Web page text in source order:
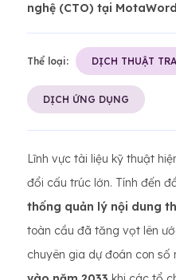
nghệ (CTO) tại MotaWord
Thể loại: DỊCH THUẬT
DỊCH ỨNG DỤNG
Lĩnh vực tài liệu kỹ thuật
đổi cấu trúc lớn. Tính đến
thống quản lý nội dung
toàn cầu đã tăng vọt lên
chuyên gia dự đoán con số